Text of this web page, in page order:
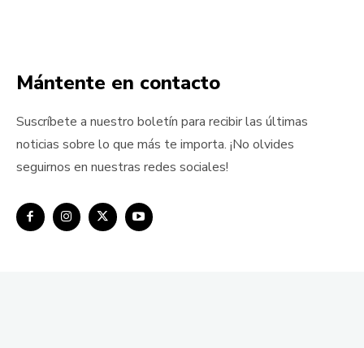
Mántente en contacto
Suscríbete a nuestro boletín para recibir las últimas
noticias sobre lo que más te importa. ¡No olvides
seguirnos en nuestras redes sociales!